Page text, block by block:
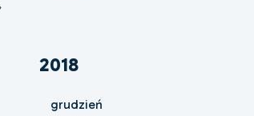
2018
grudzień